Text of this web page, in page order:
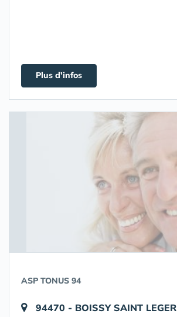
Plus d'infos
ASP TONUS 94
94470 - BOISSY SAINT LEGER